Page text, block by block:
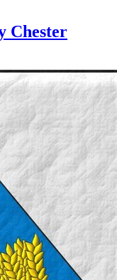
Chester